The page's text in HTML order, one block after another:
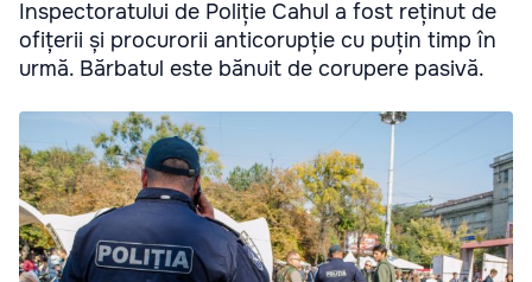
Inspectoratului de Poliție Cahul a fost reținut de
ofițerii și procurorii anticorupție cu puțin timp în
urmă. Bărbatul este bănuit de corupere pasivă.